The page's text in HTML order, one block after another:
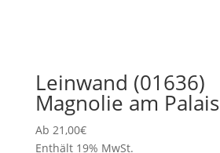
Leinwand (01636)
Magnolie am Palais
Ab 21,00€
Enthält 19% MwSt.